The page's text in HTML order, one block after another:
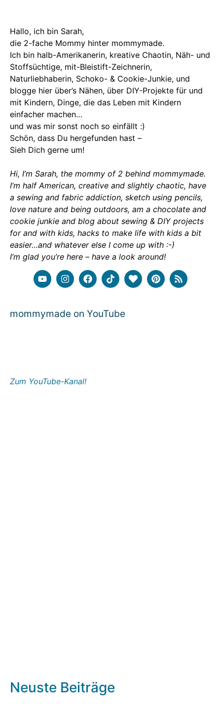
Hallo, ich bin Sarah,
die 2-fache Mommy hinter mommymade.
Ich bin halb-Amerikanerin, kreative Chaotin, Näh- und
Stoffsüchtige, mit-Bleistift-Zeichnerin,
Naturliebhaberin, Schoko- & Cookie-Junkie, und
blogge hier über’s Nähen, über DIY-Projekte für und
mit Kindern, Dinge, die das Leben mit Kindern
einfacher machen…
und was mir sonst noch so einfällt :)
Schön, dass Du hergefunden hast –
Sieh Dich gerne um!
Hi, I’m Sarah, the mommy of 2 behind mommymade.
I’m half American, creative and slightly chaotic, have
a sewing and fabric addiction, sketch using pencils,
love nature and being outdoors, am a chocolate and
cookie junkie and blog about sewing & DIY projects
for and with kids, hacks to make life with kids a bit
easier…and whatever else I come up with :-)
I’m glad you’re here – have a look around!
mommymade on YouTube
Zum YouTube-Kanal!
Neuste Beiträge